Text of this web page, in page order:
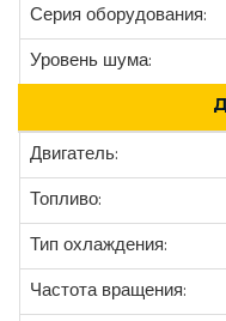
Серия оборудования:
Уровень шума:
Двигатель:
Топливо:
Тип охлаждения:
Частота вращения: